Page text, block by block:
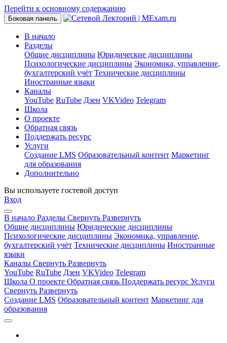
Перейти к основному содержанию
Боковая панель
В начало
Разделы
Общие дисциплины Юридические дисциплины
Психологические дисциплины Экономика, управление,
бухгалтерский учёт Технические дисциплины
Иностранные языки
Каналы
YouTube RuTube Дзен VKVideo Telegram
Школа
О проекте
Обратная связь
Поддержать ресурс
Услуги
Создание LMS Образовательный контент Маркетинг
для образования
Дополнительно
Вы используете гостевой доступ
Вход
В начало Разделы Свернуть Развернуть
Общие дисциплины Юридические дисциплины
Психологические дисциплины Экономика, управление,
бухгалтерский учёт Технические дисциплины Иностранные
языки
Каналы Свернуть Развернуть
YouTube RuTube Дзен VKVideo Telegram
Школа О проекте Обратная связь Поддержать ресурс Услуги
Свернуть Развернуть
Создание LMS Образовательный контент Маркетинг для
образования